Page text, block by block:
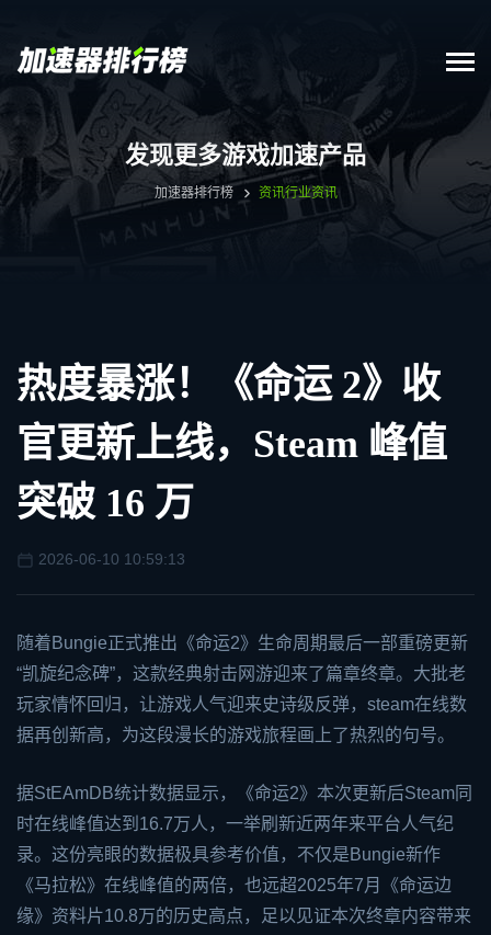
发现更多游戏加速产品
加速器排行榜 资讯行业资讯
热度暴涨！《命运 2》收
官更新上线，Steam 峰值
突破 16 万
2026-06-10 10:59:13
随着Bungie正式推出《命运2》生命周期最后一部重磅更新
“凯旋纪念碑”，这款经典射击网游迎来了篇章终章。大批老
玩家情怀回归，让游戏人气迎来史诗级反弹， steam在线数
据再创新高，为这段漫长的游戏旅程画上了热烈的句号。
据StEAmDB统计数据显示，《命运2》本次更新后Steam同
时在线峰值达到16.7万人，一举刷新近两年来平台人气纪
录。这份亮眼的数据极具参考价值，不仅是Bungie新作
《马拉松》在线峰值的两倍，也远超2025年7月《命运边
缘》资料片10.8万的历史高点，足以见证本次终章内容带来